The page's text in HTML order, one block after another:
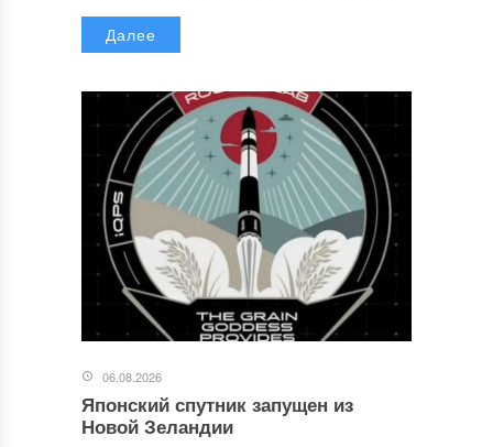
Далее
06.08.2026
Японский спутник запущен из
Новой Зеландии